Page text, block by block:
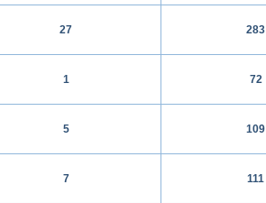
27 283
1 72
5 109
7 111